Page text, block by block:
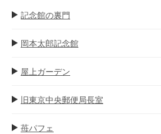
記念館の裏門
岡本太郎記念館
屋上ガーデン
旧東京中央郵便局長室
苺パフェ